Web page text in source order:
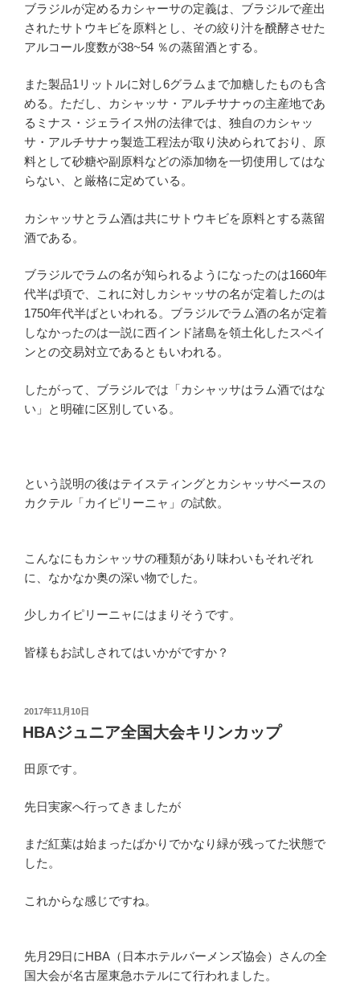
ブラジルが定めるカシャーサの定義は、ブラジルで産出
されたサトウキビを原料とし、その絞り汁を醗酵させた
アルコール度数が38~54 ％の蒸留酒とする。
また製品1リットルに対し6グラムまで加糖したものも含
める。ただし、カシャッサ・アルチサナゥの主産地であ
るミナス・ジェライス州の法律では、独自のカシャッ
サ・アルチサナゥ製造工程法が取り決められており、原
料として砂糖や副原料などの添加物を一切使用してはな
らない、と厳格に定めている。
カシャッサとラム酒は共にサトウキビを原料とする蒸留
酒である。
ブラジルでラムの名が知られるようになったのは1660年
代半ば頃で、これに対しカシャッサの名が定着したのは
1750年代半ばといわれる。ブラジルでラム酒の名が定着
しなかったのは一説に西インド諸島を領土化したスペイ
ンとの交易対立であるともいわれる。
したがって、ブラジルでは「カシャッサはラム酒ではな
い」と明確に区別している。
という説明の後はテイスティングとカシャッサベースの
カクテル「カイピリーニャ」の試飲。
こんなにもカシャッサの種類があり味わいもそれぞれ
に、なかなか奥の深い物でした。
少しカイピリーニャにはまりそうです。
皆様もお試しされてはいかがですか？
投
稿
日:
2017年11月10日
HBAジュニア全国大会キリンカップ
田原です。
先日実家へ行ってきましたが
まだ紅葉は始まったばかりでかなり緑が残ってた状態で
した。
これからな感じですね。
先月29日にHBA（日本ホテルバーメンズ協会）さんの全
国大会が名古屋東急ホテルにて行われました。